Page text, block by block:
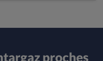
proches